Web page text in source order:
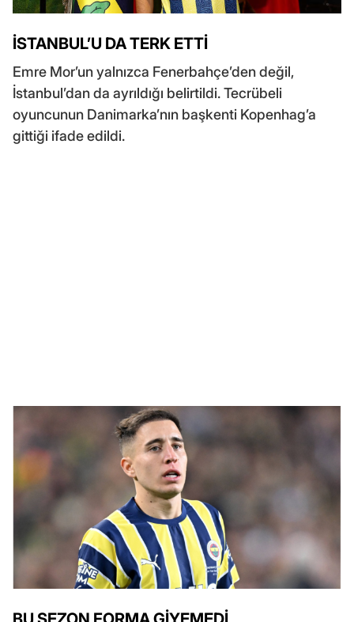
İSTANBUL’U DA TERK ETTİ
Emre Mor’un yalnızca Fenerbahçe’den değil,
İstanbul’dan da ayrıldığı belirtildi. Tecrübeli
oyuncunun Danimarka’nın başkenti Kopenhag’a
gittiği ifade edildi.